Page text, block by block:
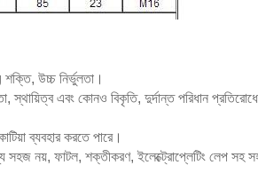
উচ্চ নির্ভুলতা।
স্থায়িত্ব এবং কোনও বিকৃতি, দুর্দান্ত পরিধান
ব্যবহার করতে পারে।
সহজ নয়, ফাটল, শক্তীকরণ, ইলেক্ট্রোপ্লেটিং লেপ সহ